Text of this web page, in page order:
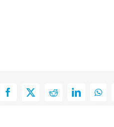
Facebook
X RedditLinkedIn